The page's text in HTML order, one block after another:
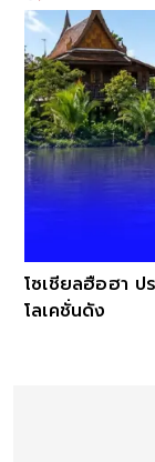
โซเชียลฮือฮา ป
โลเคชั่นดัง